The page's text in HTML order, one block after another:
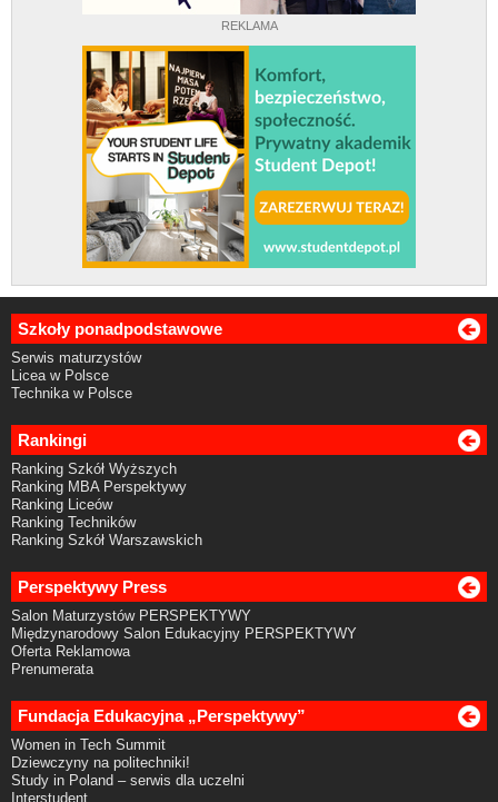
REKLAMA
Szkoły ponadpodstawowe
Serwis maturzystów
Licea w Polsce
Technika w Polsce
Rankingi
Ranking Szkół Wyższych
Ranking MBA Perspektywy
Ranking Liceów
Ranking Techników
Ranking Szkół Warszawskich
Perspektywy Press
Salon Maturzystów PERSPEKTYWY
Międzynarodowy Salon Edukacyjny PERSPEKTYWY
Oferta Reklamowa
Prenumerata
Fundacja Edukacyjna „Perspektywy”
Women in Tech Summit
Dziewczyny na politechniki!
Study in Poland – serwis dla uczelni
Interstudent